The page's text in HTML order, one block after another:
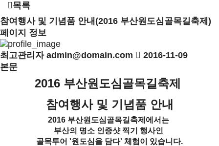
목록
참여행사 및 기념품 안내(2016 부산원도심골목길축제)
페이지 정보
최고관리자 admin@domain.com
2016-11-09
본문
2016 부산원도심골목길축제
참여행사 및 기념품 안내
2016 부산원도심골목길축제에서는
부산의 명소 인증샷 찍기 행사인
골목투어 '원도심을 담다' 체험이 있습니다.